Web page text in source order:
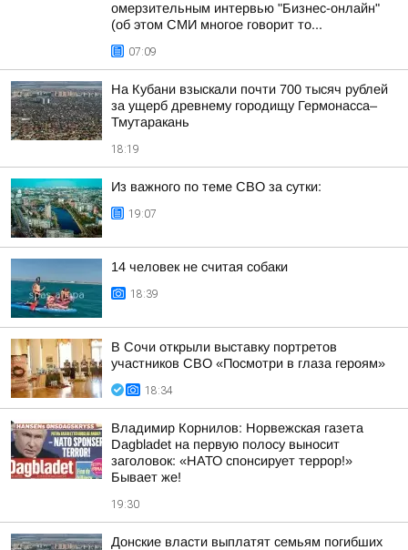
омерзительным интервью "Бизнес-онлайн"
(об этом СМИ многое говорит то...
07:09
На Кубани взыскали почти 700 тысяч рублей
за ущерб древнему городищу Гермонасса–
Тмутаракань
18:19
Из важного по теме СВО за сутки:
19:07
14 человек не считая собаки
18:39
В Сочи открыли выставку портретов
участников СВО «Посмотри в глаза героям»
18:34
Владимир Корнилов: Норвежская газета
Dagbladet на первую полосу выносит
заголовок: «НАТО спонсирует террор!»
Бывает же!
19:30
Донские власти выплатят семьям погибших